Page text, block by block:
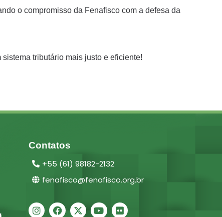
o compromisso da Fenafisco com a defesa da
tributário mais justo e eficiente!
Contatos
+55 (61) 98182-2132
fenafisco@fenafisco.org.br